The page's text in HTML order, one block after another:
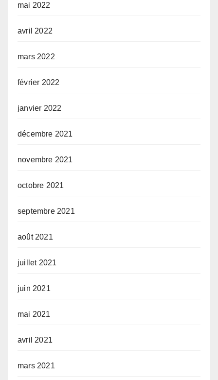
mai 2022
avril 2022
mars 2022
février 2022
janvier 2022
décembre 2021
novembre 2021
octobre 2021
septembre 2021
août 2021
juillet 2021
juin 2021
mai 2021
avril 2021
mars 2021